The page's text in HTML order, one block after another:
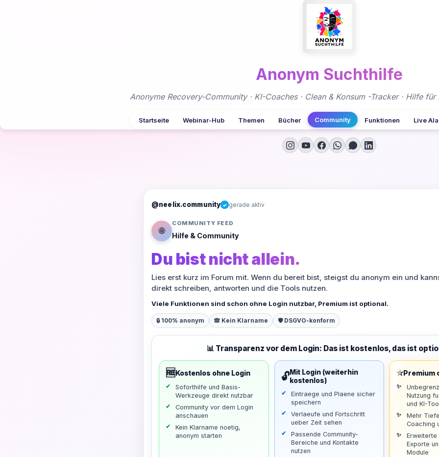
Anonym Suchthilfe
Anonyme Recovery-Community · KI-Coaches · Clean & Konsum -Tracker · Hilfe
Startseite Webinar-Hub Themen Bücher Community Funktionen Live
@neelix.community ✓ gerade aktiv
🌐
COMMUNITY FEED
Hilfe & Community
Du bist nicht allein.
Lies erst kurz im Forum mit. Wenn du bereit bist, steigst du anonym ein und
direkt schreiben, antworten und die Tools nutzen.
Viele Funktionen sind schon ohne Login nutzbar, Premium ist optional.
🔒 100% anonym 🙈 Kein Klarname 🛡️ DSGVO-konform
📊 Transparenz vor dem Login: Das ist kostenlos, das ist
🆓 Kostenlos ohne Login
Soforthilfe und Basis-
Werkzeuge direkt nutzbar
Community vor dem Login
anschauen
Kein Klarname noetig,
anonym starten
🔓Mit Login (weiterhin
kostenlos)
Eintraege und Plaene sicher
speichern
Verlaeufe und Fortschritt
ueber Zeit sehen
Passende Community-
Bereiche und Kontakte
nutzen
⭐Premium
Nutzung
und KI-
Mehr
Coaching
Erweiterte
Exporte
Module